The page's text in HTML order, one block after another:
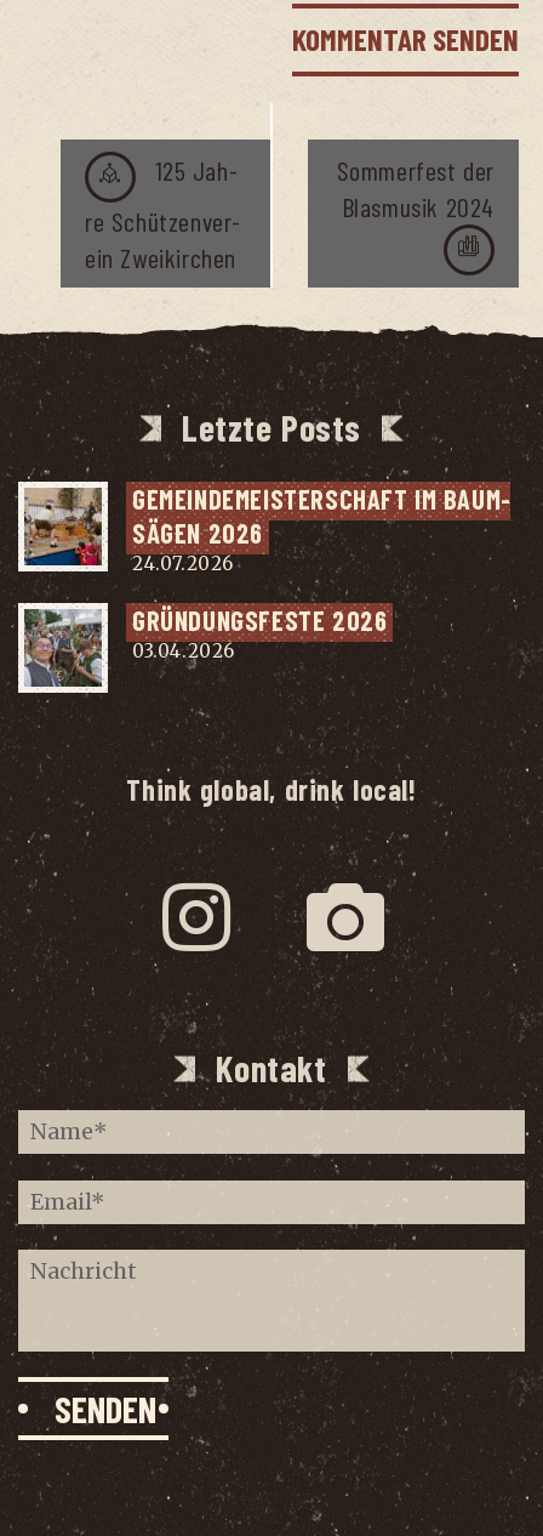
Veranstaltung
Navigation
125 Jah­
re Schüt­zen­ver­
ein Zweikirchen
Som­mer­fest der
Blas­mu­sik 2024
Letzte Posts
GEMEIN­DE­MEIS­TER­SCHAFT IM BAUM­
SÄ­GEN 2026
24.07.2026
GRÜN­DUNGS­FES­TE 2026
03.04.2026
Think global, drink local!
Kontakt